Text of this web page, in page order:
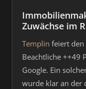
Zuwächse im
Templin feiert den
Beachtliche ++49
Google. Ein
wurde klar an der